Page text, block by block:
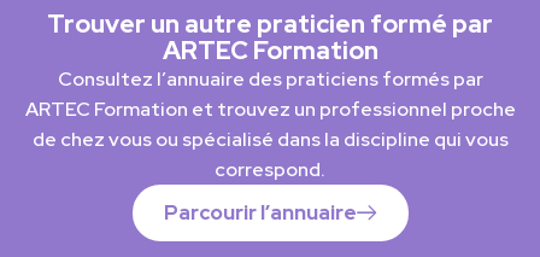
Trouver un autre praticien formé par
ARTEC Formation
Consultez l’annuaire des praticiens formés par
ARTEC Formation et trouvez un professionnel proche
de chez vous ou spécialisé dans la discipline qui vous
correspond.
Parcourir l’annuaire